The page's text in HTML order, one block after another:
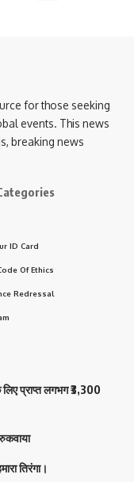
for those seeking
events. This news
breaking news
ID Card
Of Ethics
Redressal
लिए प्राप्त लगभग ₹3,300
तिरंगा।